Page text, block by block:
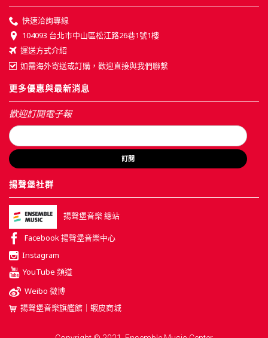
快速洽詢專線
104093 台北市中山區松江路26巷1號1樓
運送方式介紹
如需海外寄送或訂購，歡迎直接與我們聯繫
更多優惠與最新消息
歡迎訂閱電子報
訂閱
揚聲堡社群
揚聲堡音樂 總站
Facebook 揚聲堡音樂中心
Instagram
YouTube 頻道
Weibo 微博
揚聲堡音樂旗艦館｜蝦皮商城